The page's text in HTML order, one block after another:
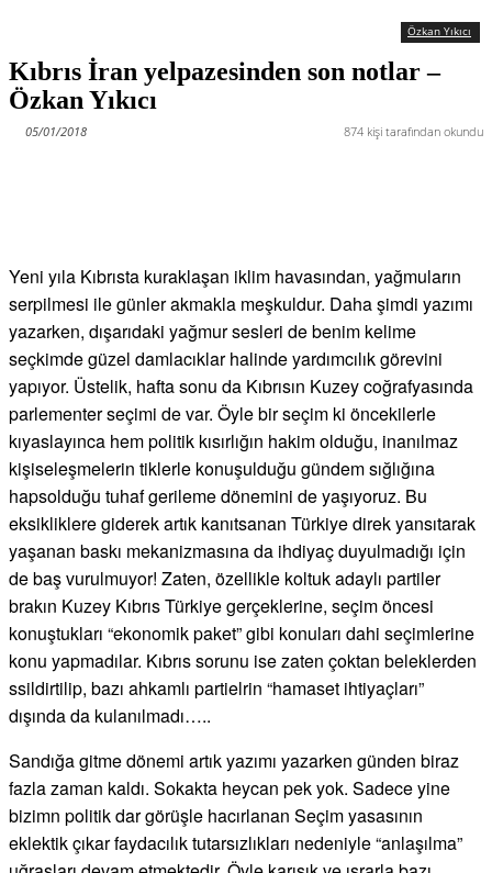
Özkan Yıkıcı
Kıbrıs İran yelpazesinden son notlar –
Özkan Yıkıcı
874 kişi tarafından okundu
05/01/2018
Yeni yıla Kıbrısta kuraklaşan iklim havasından, yağmuların
serpilmesi ile günler akmakla meşkuldur. Daha şimdi yazımı
yazarken, dışarıdaki yağmur sesleri de benim kelime
seçkimde güzel damlacıklar halinde yardımcılık görevini
yapıyor. Üstelik, hafta sonu da Kıbrısın Kuzey coğrafyasında
parlementer seçimi de var. Öyle bir seçim ki öncekilerle
kıyaslayınca hem politik kısırlığın hakim olduğu, inanılmaz
kişiseleşmelerin tiklerle konuşulduğu gündem sığlığına
hapsolduğu tuhaf gerileme dönemini de yaşıyoruz. Bu
eksikliklere giderek artık kanıtsanan Türkiye direk yansıtarak
yaşanan baskı mekanizmasına da ihdiyaç duyulmadığı için
de baş vurulmuyor! Zaten, özellikle koltuk adaylı partiler
brakın Kuzey Kıbrıs Türkiye gerçeklerine, seçim öncesi
konuştukları “ekonomik paket” gibi konuları dahi seçimlerine
konu yapmadılar. Kıbrıs sorunu ise zaten çoktan beleklerden
ssildirtilip, bazı ahkamlı partielrin “hamaset ihtiyaçları”
dışında da kulanılmadı…..
Sandığa gitme dönemi artık yazımı yazarken günden biraz
fazla zaman kaldı. Sokakta heycan pek yok. Sadece yine
bizimn politik dar görüşle hacırlanan Seçim yasasının
eklektik çıkar faydacılık tutarsızlıkları nedeniyle “anlaşılma”